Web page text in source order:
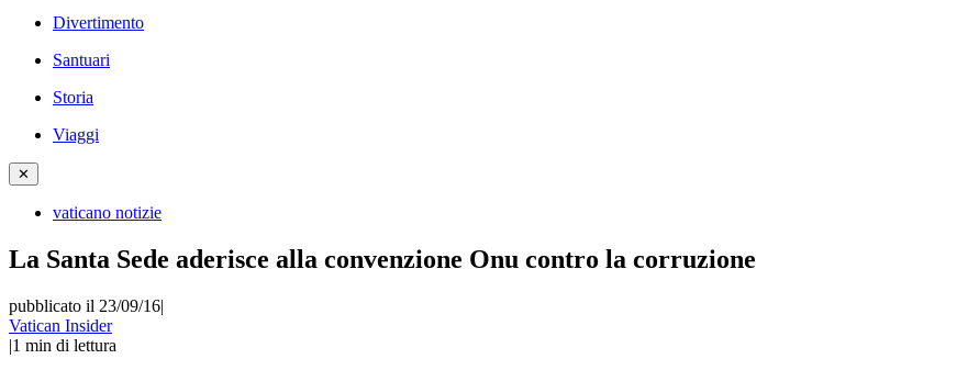
Divertimento
Santuari
Storia
Viaggi
✕
vaticano notizie
La Santa Sede aderisce alla convenzione Onu contro la corruzione
pubblicato il 23/09/16|
Vatican Insider
|1 min di lettura